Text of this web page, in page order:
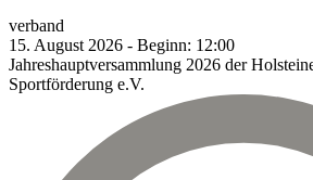
verband
15. August 2026 - Beginn: 12:00
Jahreshauptversammlung 2026 der
Sportförderung e.V.